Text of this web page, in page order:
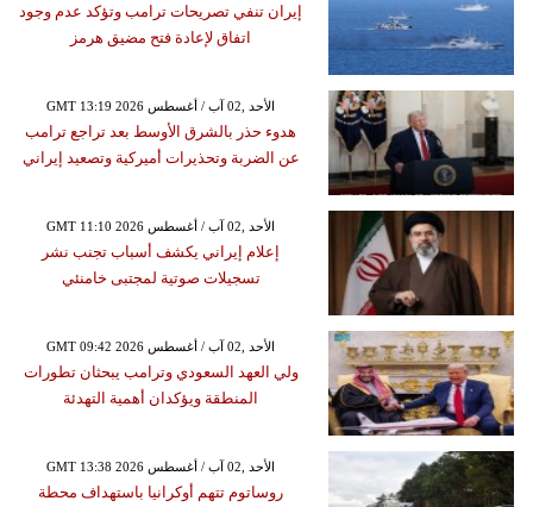
إيران تنفي تصريحات ترامب وتؤكد عدم وجود
اتفاق لإعادة فتح مضيق هرمز
GMT 13:19 2026 الأحد ,02 آب / أغسطس
هدوء حذر بالشرق الأوسط بعد تراجع ترامب
عن الضربة وتحذيرات أميركية وتصعيد إيراني
GMT 11:10 2026 الأحد ,02 آب / أغسطس
إعلام إيراني يكشف أسباب تجنب نشر
تسجيلات صوتية لمجتبى خامنئي
GMT 09:42 2026 الأحد ,02 آب / أغسطس
ولي العهد السعودي وترامب يبحثان تطورات
المنطقة ويؤكدان أهمية التهدئة
GMT 13:38 2026 الأحد ,02 آب / أغسطس
روساتوم تتهم أوكرانيا باستهداف محطة